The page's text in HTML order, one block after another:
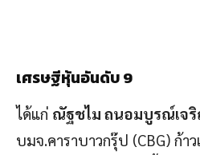
เศรษฐีหุ้นอันดับ 9
ได้แก่ ณัฐชไม ถนอมบูรณ์เจ
บมจ.คาราบาวกรุ๊ป (CBG) ก้า